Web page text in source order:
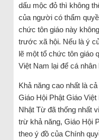
dấu mộc đỏ thì không
của người có thẩm
chức tôn giáo này
trước xã hội. Nếu là ý
lẽ một tổ chức tôn giáo
Việt Nam lại để cá
Khả năng cao nhất là
Giáo Hội Phật Giáo
Nhật Từ đã thống nhất
trừ khả năng, Giáo Hội
theo ý đồ của Chính